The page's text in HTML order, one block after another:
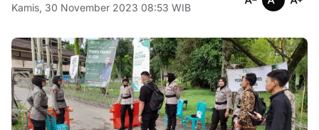
Kamis, 30 November 2023 08:53 WIB